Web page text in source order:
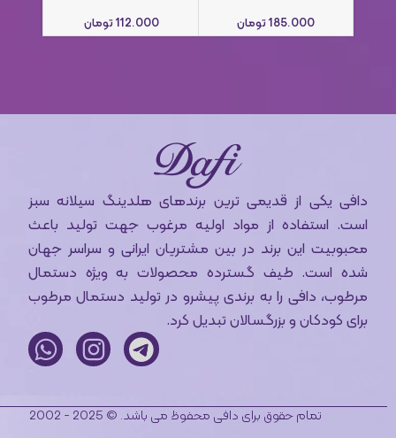
185.000تومان
112.000تومان
دافی یکی از قدیمی ترین برندهای هلدینگ سیلانه سبز
است. استفاده از مواد اولیه مرغوب جهت تولید باعث
محبوبیت این برند در بین مشتریان ایرانی و سراسر جهان
شده است. طیف گسترده محصولات به ویژه دستمال
مرطوب، دافی را به برندی پیشرو در تولید دستمال مرطوب
برای کودکان و بزرگسالان تبدیل کرد.
تمام حقوق برای دافی محفوظ می باشد. © 2025 - 2002